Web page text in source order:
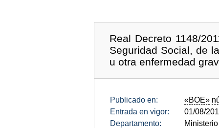
Real Decreto 1148/
Seguridad Social, de
u otra enfermedad
Publicado en: «BOE»
Entrada en vigor:
01/08/
Departamento: